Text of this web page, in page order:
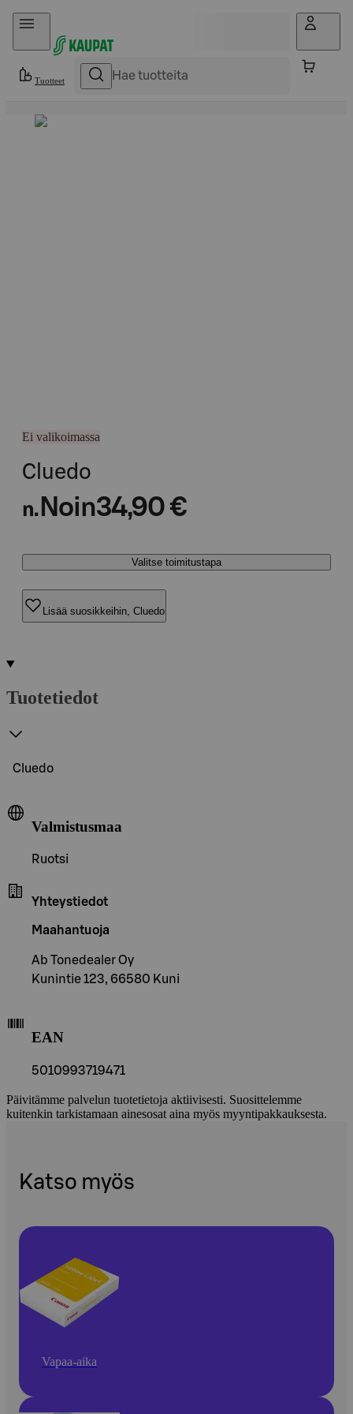
Hyppää sisältöön
Tuotteet
Ei valikoimassa
Cluedo
n. Noin34,90 €
Valitse toimitustapa
Lisää suosikkeihin, Cluedo
Tuotetiedot
Cluedo
Valmistusmaa
Ruotsi
Yhteystiedot
Maahantuoja
Ab Tonedealer Oy
Kunintie 123, 66580 Kuni
EAN
5010993719471
Päivitämme palvelun tuotetietoja aktiivisesti. Suosittelemme
kuitenkin tarkistamaan ainesosat aina myös myyntipakkauksesta.
Katso myös
Vapaa-aika